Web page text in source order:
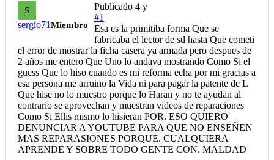
S
sergio71Miembro
Publicado 4 y
#1
Esa es la primitiba forma Que se
fabricaba el lector de sd hasta Que cometi
el error de mostrar la ficha casera ya armada pero despues de
2 años me entero Que Uno lo andava mostrando Como Si el
guess Que lo hiso cuando es mi reforma echa por mi gracias a
esa persona me arruino la Vida ni para pagar la patente de L
Que hise no lo muestro porque lo Haran y no te ayudan al
contrario se aprovechan y muestran videos de reparaciones
Como Si Ellis mismo lo hisieran POR. ESO QUIERO
DENUNCIAR A YOUTUBE PARA QUE NO ENSEÑEN
MAS REPARASIONES PORQUE. CUALQUIERA
APRENDE Y SOBRE TODO GENTE CON. MALDAD